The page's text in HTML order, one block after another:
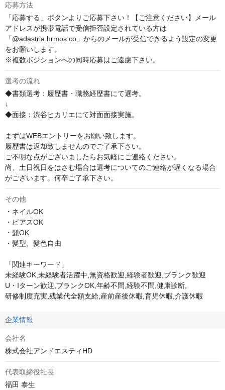
応募方法
「応募する」ボタンよりご応募下さい！【ご注意ください】メール
アドレスが携帯電話で受信拒否設定されている方は
「@adastria.hrmos.co」からのメールが受信できるよう設定の変更
をお願いします。
※複数ポジションへの同時応募はご遠慮下さい。
選考の流れ
◆書類選考：履歴書・職務経歴書にて選考。
↓
◆面接：渋谷ヒカリエにて対面面接実施。
まずはWEBエントリーをお願い致します。
履歴書は返却致しませんのでご了承下さい。
ご不明な点がございましたらお気軽にご連絡ください。
尚、土日祝日をはさむ場合は選考についてのご連絡が遅くなる場合
がございます。何卒ご了承下さい。
その他
・ネイルOK
・ピアスOK
・髭OK
・髪型、髪色自由
「関連キーワード」
未経験OK,未経験者活躍中,無資格歓迎,経験者歓迎,ブランク歓迎
U・Iターン歓迎,ブランクOK,年齢不問,経験不問,健康診断,
研修制度充実,残業代全額支給,産前産後休暇,育児休暇,介護休暇
企業情報
会社名
株式会社アンドエスティHD
代表取締役社長
福田 泰生